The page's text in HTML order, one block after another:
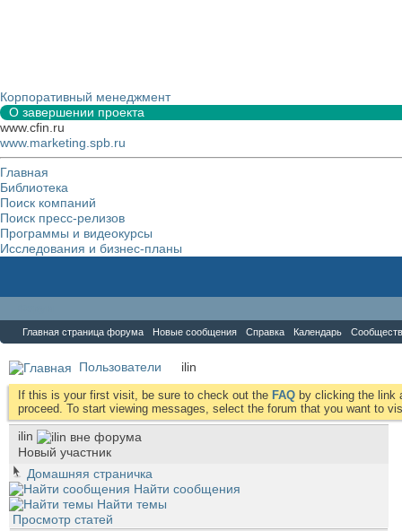
Корпоративный менеджмент
О завершении проекта
www.cfin.ru
www.marketing.spb.ru
Главная
Библиотека
Поиск компаний
Поиск пресс-релизов
Программы и видеокурсы
Исследования и бизнес-планы
Главная страница форума Новые сообщения Справка Календарь
Пользователи ilin
If this is your first visit, be sure to check out the FAQ by clicking the link
proceed. To start viewing messages, select the forum that you want to
ilin
Новый участник
Домашняя страничка
Найти сообщения
Найти темы
Просмотр статей